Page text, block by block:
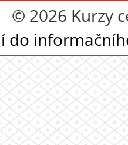
© 2026 Kurzy
do